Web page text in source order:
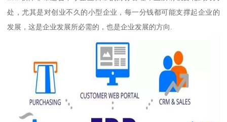
处，尤其是对创业不久的小型企业，每一分钱都可能支撑起企业的
发展，这是企业发展所必需的，也是企业发展的方向.